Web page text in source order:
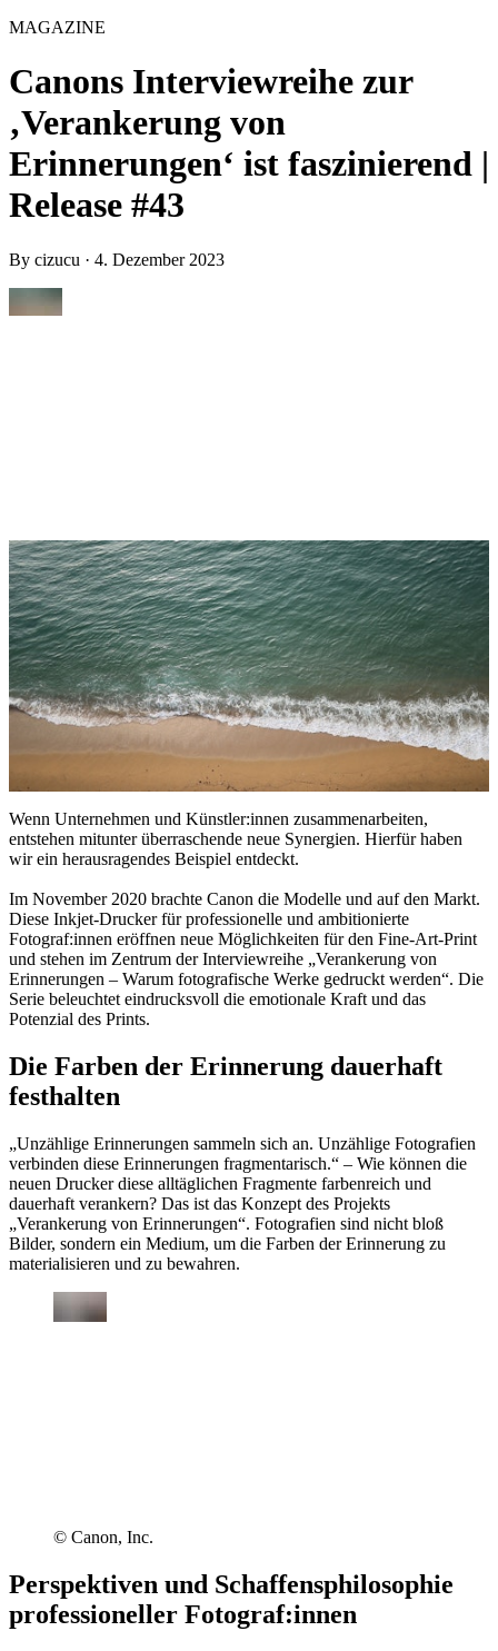
MAGAZINE
Canons Interviewreihe zur
‚Verankerung von
Erinnerungen‘ ist faszinierend |
Release #43
By cizucu · 4. Dezember 2023
Wenn Unternehmen und Künstler:innen zusammenarbeiten,
entstehen mitunter überraschende neue Synergien. Hierfür haben
wir ein herausragendes Beispiel entdeckt.
Im November 2020 brachte Canon die Modelle und auf den Markt.
Diese Inkjet-Drucker für professionelle und ambitionierte
Fotograf:innen eröffnen neue Möglichkeiten für den Fine-Art-Print
und stehen im Zentrum der Interviewreihe „Verankerung von
Erinnerungen – Warum fotografische Werke gedruckt werden“. Die
Serie beleuchtet eindrucksvoll die emotionale Kraft und das
Potenzial des Prints.
Die Farben der Erinnerung dauerhaft
festhalten
„Unzählige Erinnerungen sammeln sich an. Unzählige Fotografien
verbinden diese Erinnerungen fragmentarisch.“ – Wie können die
neuen Drucker diese alltäglichen Fragmente farbenreich und
dauerhaft verankern? Das ist das Konzept des Projekts
„Verankerung von Erinnerungen“. Fotografien sind nicht bloß
Bilder, sondern ein Medium, um die Farben der Erinnerung zu
materialisieren und zu bewahren.
© Canon, Inc.
Perspektiven und Schaffensphilosophie
professioneller Fotograf:innen